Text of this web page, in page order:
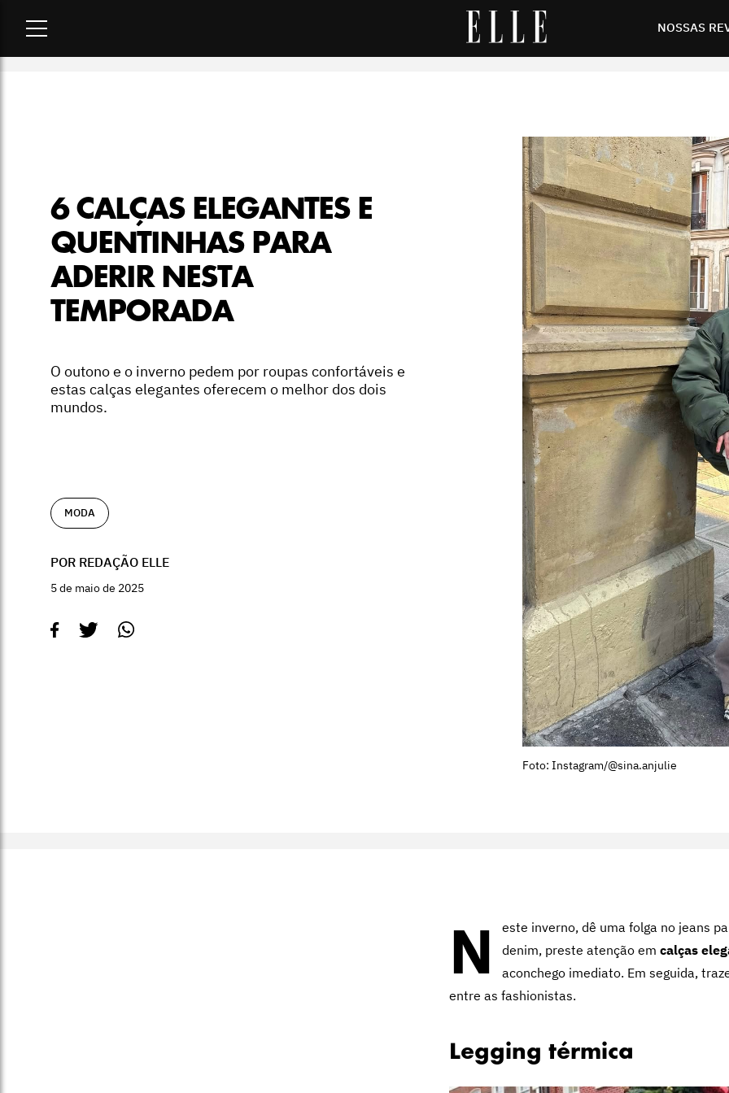
NOSSAS
6 CALÇAS ELEGANTES E
QUENTINHAS PARA
ADERIR NESTA
TEMPORADA
O outono e o inverno pedem por roupas confortáveis e
estas calças elegantes oferecem o melhor dos dois
mundos.
MODA
POR REDAÇÃO ELLE
5 de maio de 2025
Foto: Instagram/@sina.anjulie
N
este inverno, dê uma folga no jeans
denim, preste atenção em calças
aconchego imediato. Em seguida,
entre as fashionistas.
Legging térmica